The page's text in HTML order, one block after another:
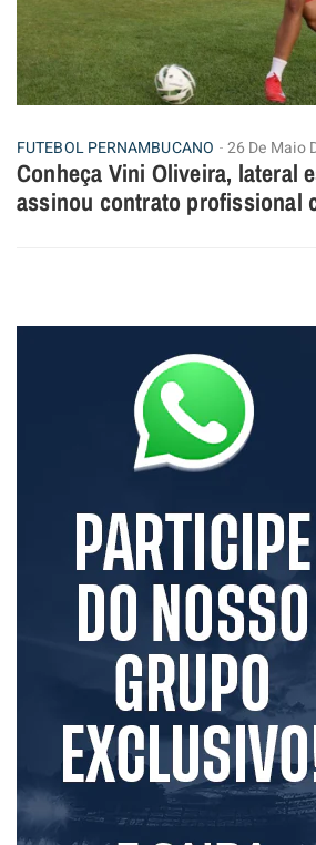
FUTEBOL PERNAMBUCANO 26 De Maio
Conheça Vini Oliveira, lateral
assinou contrato profissional